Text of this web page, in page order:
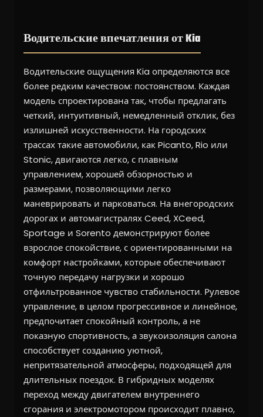
Водительские впечатления от Kia
Водительские ощущения Kia определяются все
более редким качеством: постоянством. Каждая
модель спроектирована так, чтобы предлагать
четкий, интуитивный, немедленный отклик, без
излишней искусственности. На городских
трассах такие автомобили, как Picanto, Rio или
Stonic, двигаются легко, с плавным
управлением, хорошей обзорностью и
размерами, позволяющими легко
маневрировать и парковаться. На внегородских
дорогах и автомагистралях Ceed, XCeed,
Sportage и Sorento демонстрируют более
взрослое спокойствие, с ориентированными на
комфорт настройками, которые обеспечивают
точную передачу нагрузки и хорошо
отфильтрованное чувство стабильности. Рулевое
управление, в целом прогрессивное и линейное,
предпочитает спокойный контроль, а не
показную спортивность, а звукоизоляция салона
способствует созданию уютной,
непритязательной атмосферы, подходящей для
длительных поездок. В гибридных моделях
переход между двигателем внутреннего
сгорания и электромотором происходит плавно,